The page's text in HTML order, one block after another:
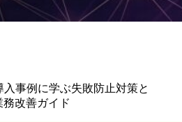
事例に学ぶ失敗防止対策と
改善ガイド